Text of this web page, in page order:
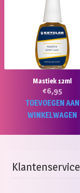
Mastiek 12ml
€6,95
TOEVOEGEN AAN
WINKELWAGEN
Klantenservice